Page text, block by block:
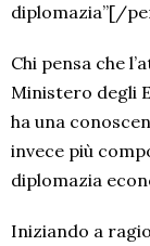
diplomazia”[/
Chi pensa che
Ministero degli
ha una
invece più
diplomazia
Iniziando a